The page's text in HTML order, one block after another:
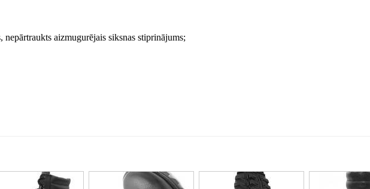
aizmugurējais siksnas stiprinājums;